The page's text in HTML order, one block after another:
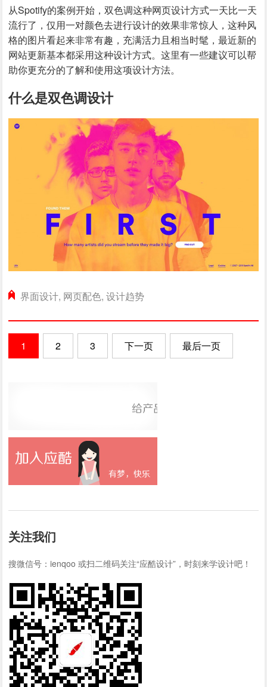
从Spotify的案例开始，双色调这种网页设计方式一天比一天
流行了，仅用一对颜色去进行设计的效果非常惊人，这种风
格的图片看起来非常有趣，充满活力且相当时髦，最近新的
网站更新基本都采用这种设计方式。这里有一些建议可以帮
助你更充分的了解和使用这项设计方法。
什么是双色调设计
界面设计, 网页配色,设计趋势
1 2 3 下一页 最后一页
关注我们
搜微信号：ienqoo 或扫二维码关注“应酷设计”，时刻来学设计吧！